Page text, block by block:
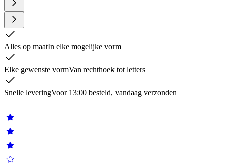
Alles op maatIn elke mogelijke vorm
Elke gewenste vormVan rechthoek tot letters
Snelle leveringVoor 13:00 besteld, vandaag verzonden